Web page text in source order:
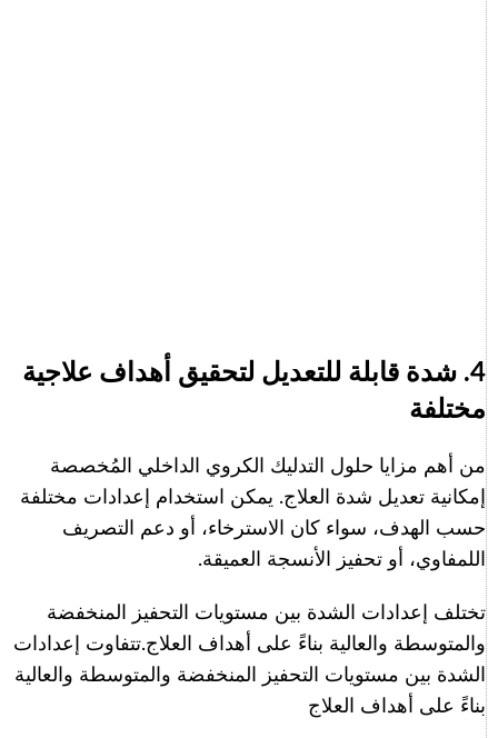
4. شدة قابلة للتعديل لتحقيق أهداف علاجية
مختلفة
من أهم مزايا حلول التدليك الكروي الداخلي المُخصصة
إمكانية تعديل شدة العلاج. يمكن استخدام إعدادات مختلفة
حسب الهدف، سواء كان الاسترخاء، أو دعم التصريف
اللمفاوي، أو تحفيز الأنسجة العميقة.
تختلف إعدادات الشدة بين مستويات التحفيز المنخفضة
والمتوسطة والعالية بناءً على أهداف العلاج.تتفاوت إعدادات
الشدة بين مستويات التحفيز المنخفضة والمتوسطة والعالية
بناءً على أهداف العلاج